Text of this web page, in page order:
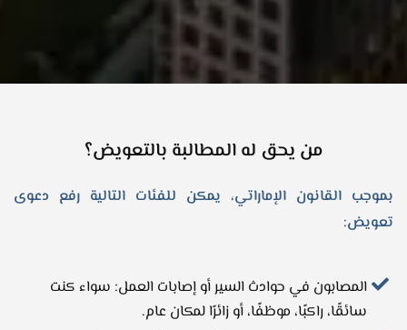
من يحق له المطالبة بالتعويض؟
بموجب القانون الإماراتي، يمكن للفئات التالية رفع دعوى
تعويض:
المصابون في حوادث السير أو إصابات العمل: سواء كنت
سائقًا، راكبًا، موظفًا، أو زائرًا لمكان عام.